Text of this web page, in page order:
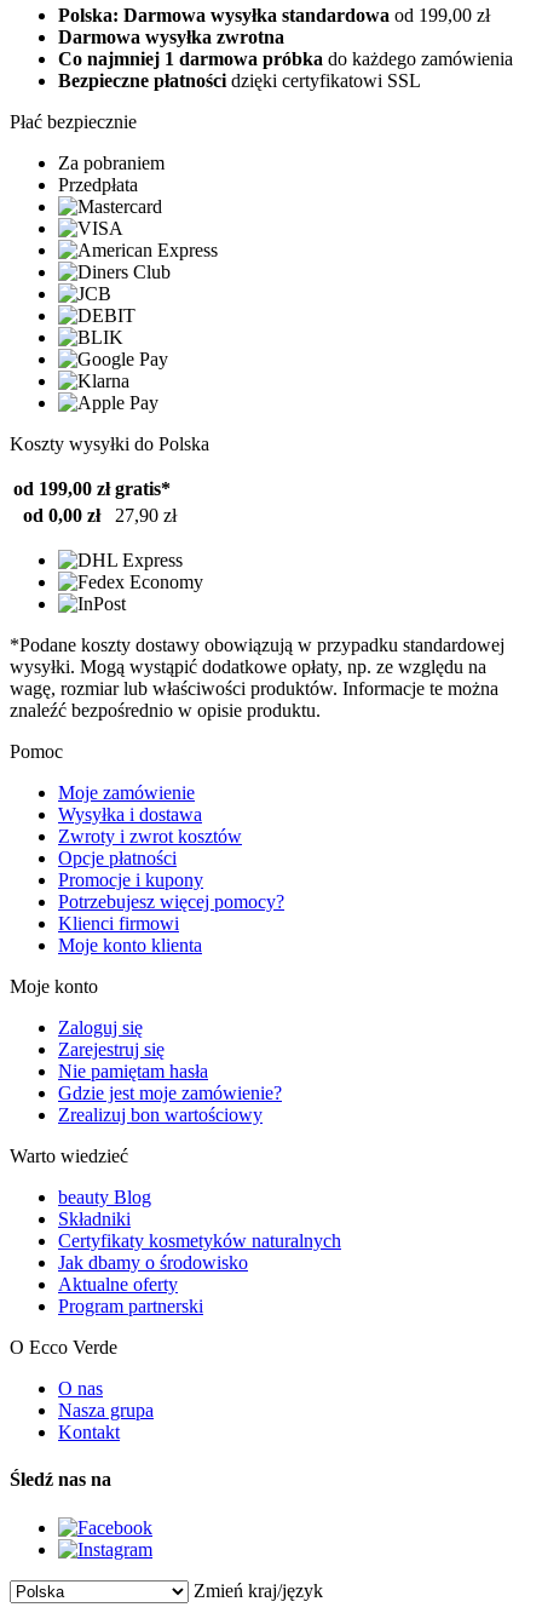
Polska: Darmowa wysyłka standardowa od 199,00 zł
Darmowa wysyłka zwrotna
Co najmniej 1 darmowa próbka do każdego zamówienia
Bezpieczne płatności dzięki certyfikatowi SSL
Płać bezpiecznie
Za pobraniem
Przedpłata
Koszty wysyłki do Polska
od 199,00 zł gratis*
od 0,00 zł
27,90 zł
*Podane koszty dostawy obowiązują w przypadku standardowej
wysyłki. Mogą wystąpić dodatkowe opłaty, np. ze względu na
wagę, rozmiar lub właściwości produktów. Informacje te można
znaleźć bezpośrednio w opisie produktu.
Pomoc
Moje zamówienie
Wysyłka i dostawa
Zwroty i zwrot kosztów
Opcje płatności
Promocje i kupony
Potrzebujesz więcej pomocy?
Klienci firmowi
Moje konto klienta
Moje konto
Zaloguj się
Zarejestruj się
Nie pamiętam hasła
Gdzie jest moje zamówienie?
Zrealizuj bon wartościowy
Warto wiedzieć
beauty Blog
Składniki
Certyfikaty kosmetyków naturalnych
Jak dbamy o środowisko
Aktualne oferty
Program partnerski
O Ecco Verde
O nas
Nasza grupa
Kontakt
Śledź nas na
Zmień kraj/język